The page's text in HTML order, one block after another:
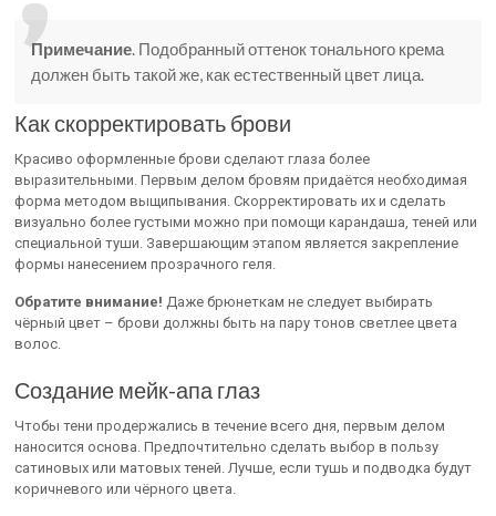
Примечание. Подобранный оттенок тонального крема
должен быть такой же, как естественный цвет лица.
Как скорректировать брови
Красиво оформленные брови сделают глаза более
выразительными. Первым делом бровям придаётся необходимая
форма методом выщипывания. Скорректировать их и сделать
визуально более густыми можно при помощи карандаша, теней или
специальной туши. Завершающим этапом является закрепление
формы нанесением прозрачного геля.
Обратите внимание! Даже брюнеткам не следует выбирать
чёрный цвет – брови должны быть на пару тонов светлее цвета
волос.
Создание мейк-апа глаз
Чтобы тени продержались в течение всего дня, первым делом
наносится основа. Предпочтительно сделать выбор в пользу
сатиновых или матовых теней. Лучше, если тушь и подводка будут
коричневого или чёрного цвета.